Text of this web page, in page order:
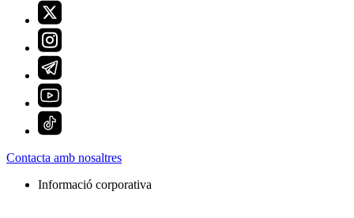
Contacta amb nosaltres
Informació corporativa